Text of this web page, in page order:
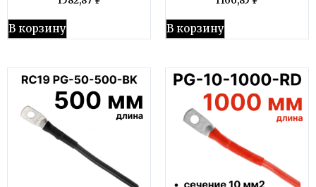
В корзину В корзину